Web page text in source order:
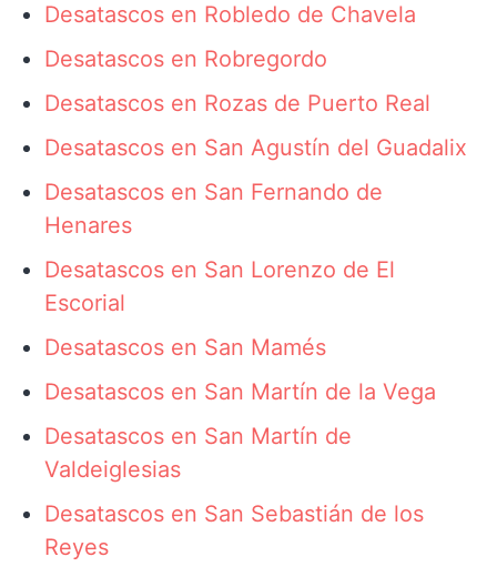
Desatascos en Robledo de Chavela
Desatascos en Robregordo
Desatascos en Rozas de Puerto Real
Desatascos en San Agustín del Guadalix
Desatascos en San Fernando de
Henares
Desatascos en San Lorenzo de El
Escorial
Desatascos en San Mamés
Desatascos en San Martín de la Vega
Desatascos en San Martín de
Valdeiglesias
Desatascos en San Sebastián de los
Reyes